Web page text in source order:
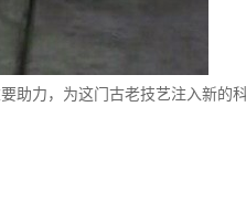
力，为这门古老技艺注入新的科